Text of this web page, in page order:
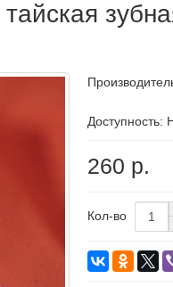
Доступность:
260 р.
Кол-во